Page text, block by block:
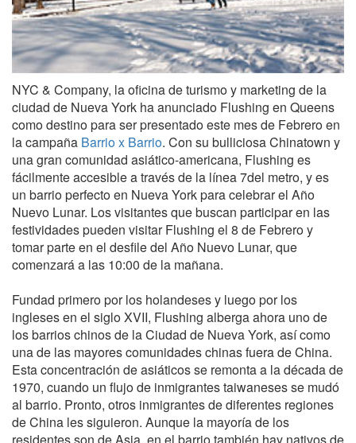
NYC & Company, la oficina de turismo y marketing de la
ciudad de Nueva York ha anunciado Flushing en Queens
como destino para ser presentado este mes de Febrero en
la campaña Barrio x Barrio. Con su bulliciosa Chinatown y
una gran comunidad asiático-americana, Flushing es
fácilmente accesible a través de la línea 7del metro, y es
un barrio perfecto en Nueva York para celebrar el Año
Nuevo Lunar. Los visitantes que buscan participar en las
festividades pueden visitar Flushing el 8 de Febrero y
tomar parte en el desfile del Año Nuevo Lunar, que
comenzará a las 10:00 de la mañana.
Fundad primero por los holandeses y luego por los
ingleses en el siglo XVII, Flushing alberga ahora uno de
los barrios chinos de la Ciudad de Nueva York, así como
una de las mayores comunidades chinas fuera de China.
Esta concentración de asiáticos se remonta a la década de
1970, cuando un flujo de inmigrantes taiwaneses se mudó
al barrio. Pronto, otros inmigrantes de diferentes regiones
de China les siguieron. Aunque la mayoría de los
residentes son de Asia, en el barrio también hay nativos de